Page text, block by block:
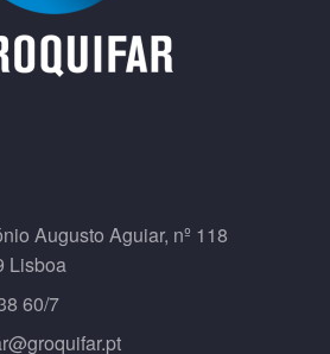
Augusto Aguiar, nº 118
Lisboa
60/7